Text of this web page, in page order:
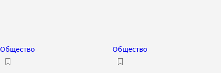
Общество Общество